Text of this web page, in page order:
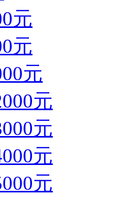
元
元
元
元
元
元
元